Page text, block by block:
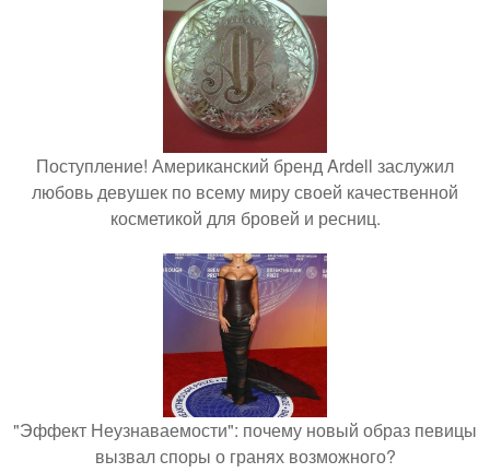
Поступление! Американский бренд Ardell заслужил
любовь девушек по всему миру своей качественной
косметикой для бровей и ресниц.
"Эффект Неузнаваемости": почему новый образ певицы
вызвал споры о гранях возможного?